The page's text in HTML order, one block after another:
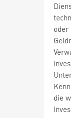
oder
die